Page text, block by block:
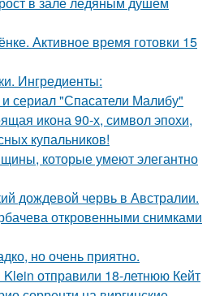
Активное время готовки 15
Ингредиенты:
сериал "Спасатели Малибу"
икона 90-х, символ эпохи,
купальников!
которые умеют элегантно
дождевой червь в Австралии.
откровенными снимками
но очень приятно.
отправили 18-летнюю Кейт